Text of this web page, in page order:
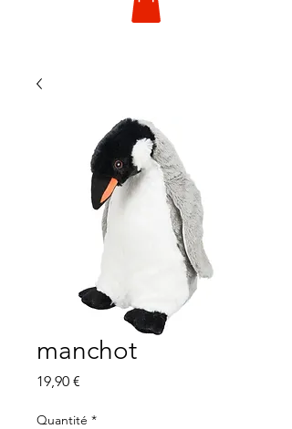
manchot
19,90 €
Quantité *